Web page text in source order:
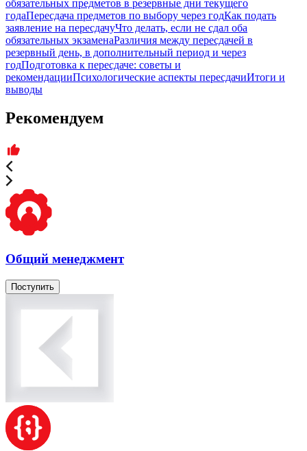
обязательных предметов в резервные дни текущего
годаПересдача предметов по выбору через годКак подать
заявление на пересдачуЧто делать, если не сдал оба
обязательных экзаменаРазличия между пересдачей в
резервный день, в дополнительный период и через
годПодготовка к пересдаче: советы и
рекомендацииПсихологические аспекты пересдачиИтоги и
выводы
Рекомендуем
Общий менеджмент
Поступить